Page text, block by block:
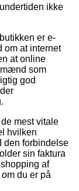
ikke
er e-
om at internet
at online
som
god
mest vitale
hvilken
den forbindelse
sin faktura
af
du er på